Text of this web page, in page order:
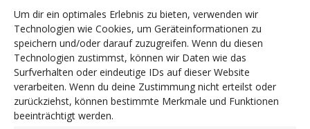
Um dir ein optimales Erlebnis zu bieten, verwenden wir
Technologien wie Cookies, um Geräteinformationen zu
speichern und/oder darauf zuzugreifen. Wenn du diesen
Technologien zustimmst, können wir Daten wie das
Surfverhalten oder eindeutige IDs auf dieser Website
verarbeiten. Wenn du deine Zustimmung nicht erteilst oder
zurückziehst, können bestimmte Merkmale und Funktionen
beeinträchtigt werden.
Sponsoren, namentlich der Stiftung Südtiroler
Sparkasse für die finanzielle Unterstützung und
der Südtiroler Landesregierung für die
kostenlose Zurverfügungstellung der
Räumlichkeiten.